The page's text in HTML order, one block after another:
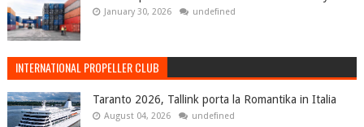
January 30, 2026 undefined
INTERNATIONAL PROPELLER CLUB
Taranto 2026, Tallink porta la Romantika in Italia
August 04, 2026 undefined